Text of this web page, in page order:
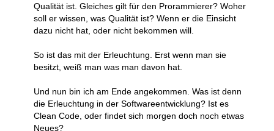
Qualität ist. Gleiches gilt für den Prorammierer? Woher
soll er wissen, was Qualität ist? Wenn er die Einsicht
dazu nicht hat, oder nicht bekommen will.
So ist das mit der Erleuchtung. Erst wenn man sie
besitzt, weiß man was man davon hat.
Und nun bin ich am Ende angekommen. Was ist denn
die Erleuchtung in der Softwareentwicklung? Ist es
Clean Code, oder findet sich morgen doch noch etwas
Neues?